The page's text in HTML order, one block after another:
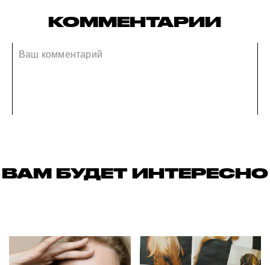
КОММЕНТАРИИ
ВАМ БУДЕТ ИНТЕРЕСНО